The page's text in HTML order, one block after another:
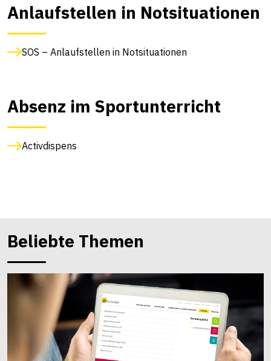
Anlaufstellen in Notsituationen
SOS – Anlaufstellen in Notsituationen
Absenz im Sportunterricht
Activdispens
Beliebte Themen